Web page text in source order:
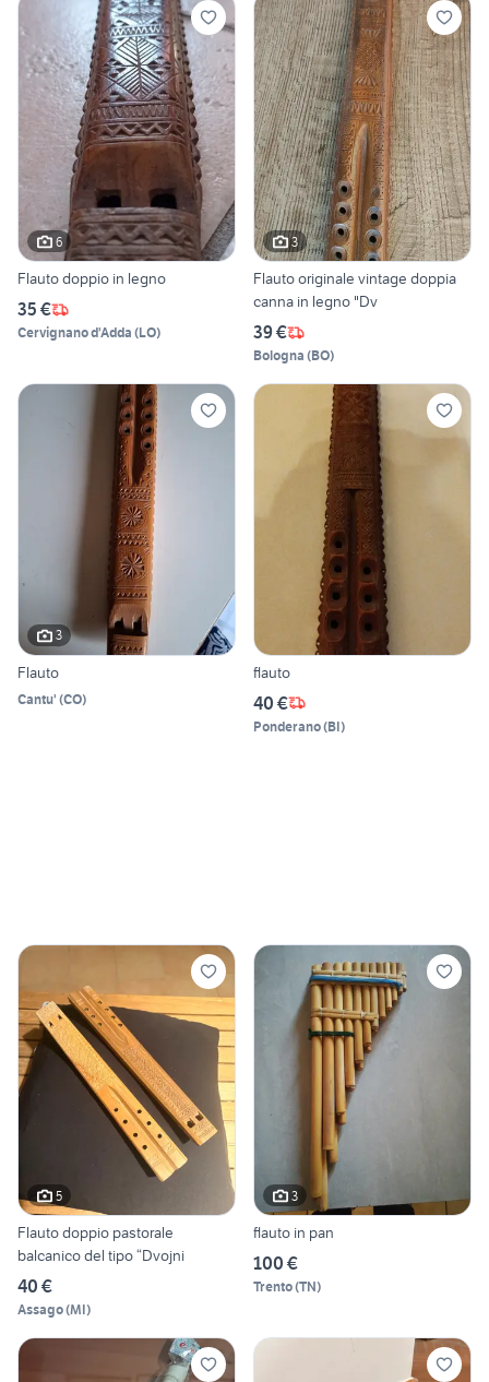
6
Flauto doppio in legno
35 €
Cervignano d'Adda (LO)
3
Flauto originale vintage doppia
canna in legno "Dv
39 €
Bologna (BO)
3
Flauto
Cantu' (CO)
flauto
40 €
Ponderano(BI)
5
Flauto doppio pastorale
balcanico del tipo “Dvojni
40 €
Assago(MI)
3
flauto in pan
100 €
Trento(TN)